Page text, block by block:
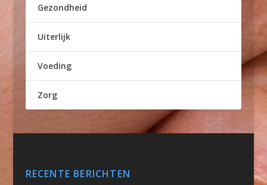
Gezondheid
Uiterlijk
Voeding
Zorg
RECENTE BERICHTEN